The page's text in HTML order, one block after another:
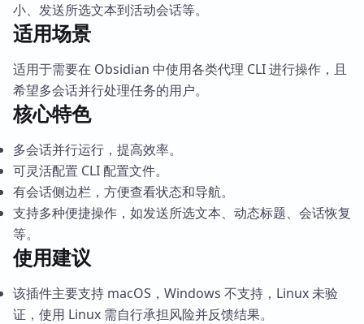
小、发送所选文本到活动会话等。
适用场景
适用于需要在 Obsidian 中使用各类代理 CLI 进行操作，且
希望多会话并行处理任务的用户。
核心特色
多会话并行运行，提高效率。
可灵活配置 CLI 配置文件。
有会话侧边栏，方便查看状态和导航。
支持多种便捷操作，如发送所选文本、动态标题、会话恢复
等。
使用建议
该插件主要支持 macOS，Windows 不支持，Linux 未验
证，使用 Linux 需自行承担风险并反馈结果。